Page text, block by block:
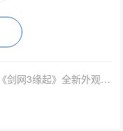
上一篇：当素色青花瓷和忘川梦魂相遇，《剑网3缘起》全新外观6月29日惊艳亮相！